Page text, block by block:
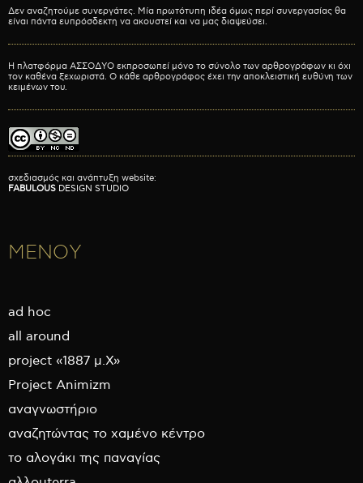
Δεν αναζητούμε συνεργάτες. Μία πρωτότυπη ιδέα όμως περί συνεργασίας θα
είναι πάντα ευπρόσδεκτη να ακουστεί και να μας διαψεύσει.
Η πλατφόρμα ΑΣΣΟΔΥΟ εκπροσωπεί μόνο το σύνολο των αρθρογράφων κι όχι
τον καθένα ξεχωριστά. Ο κάθε αρθρογράφος έχει την αποκλειστική ευθύνη των
κειμένων του.
σχεδιασμός και ανάπτυξη website:
FABULOUS DESIGN STUDIO
ΜΕΝΟΥ
ad hoc
all around
project «1887 μ.Χ»
Project Animizm
αναγνωστήριο
αναζητώντας το χαμένο κέντρο
το αλογάκι της παναγίας